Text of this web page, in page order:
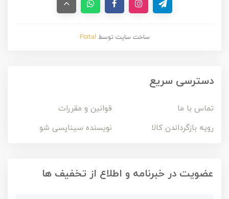
ساخت سایت توسط Portal
دسترسی سریع
تماس با ما
قوانین و مقررات
رویه بازگرداندن کالا
نویسنده سیناپسی شو
عضویت در خبرنامه و اطلاع از تخفیف ها